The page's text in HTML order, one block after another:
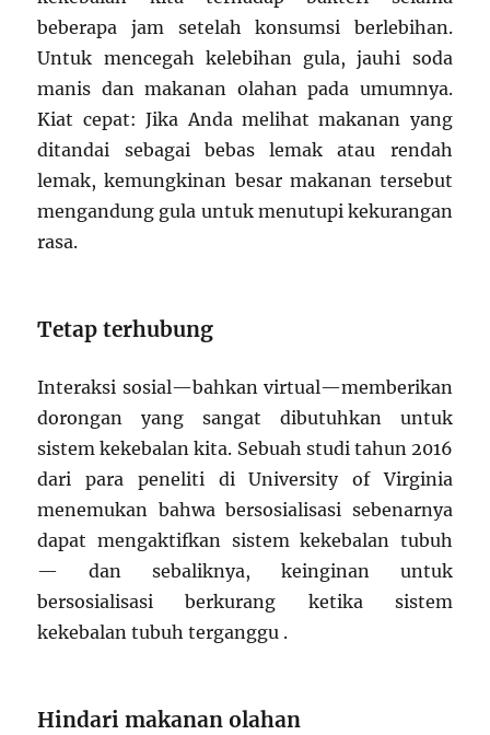
beberapa jam setelah konsumsi berlebihan.
Untuk mencegah kelebihan gula, jauhi soda
manis dan makanan olahan pada umumnya.
Kiat cepat: Jika Anda melihat makanan yang
ditandai sebagai bebas lemak atau rendah
lemak, kemungkinan besar makanan tersebut
mengandung gula untuk menutupi kekurangan
rasa.
Tetap terhubung
Interaksi sosial—bahkan virtual—memberikan
dorongan yang sangat dibutuhkan untuk
sistem kekebalan kita. Sebuah studi tahun 2016
dari para peneliti di University of Virginia
menemukan bahwa bersosialisasi sebenarnya
dapat mengaktifkan sistem kekebalan tubuh
— dan sebaliknya, keinginan untuk
bersosialisasi berkurang ketika sistem
kekebalan tubuh terganggu .
Hindari makanan olahan